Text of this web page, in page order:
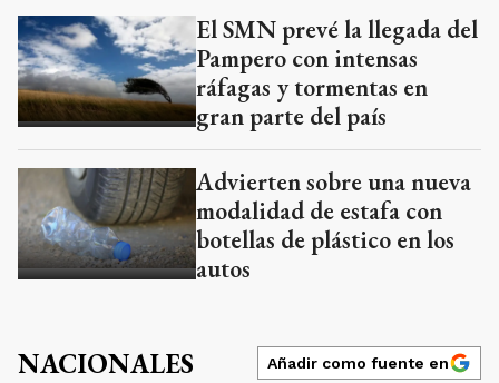
El SMN prevé la llegada del
Pampero con intensas
ráfagas y tormentas en
gran parte del país
Advierten sobre una nueva
modalidad de estafa con
botellas de plástico en los
autos
NACIONALES Añadir como fuente en